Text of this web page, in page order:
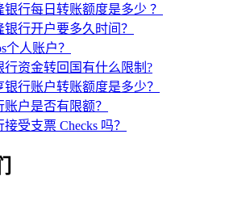
行每日转账额度是多少 ？
行开户要多久时间？
人账户？
行资金转回国有什么限制?
行账户转账额度是多少？
户是否有限额？
受支票 Checks 吗？